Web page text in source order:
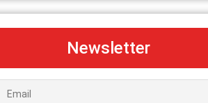
Newsletter